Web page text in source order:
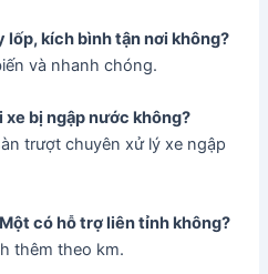
lốp, kích bình tận nơi không?
và nhanh chóng.
xe bị ngập nước không?
trượt chuyên xử lý xe ngập
có hỗ trợ liên tỉnh không?
thêm theo km.